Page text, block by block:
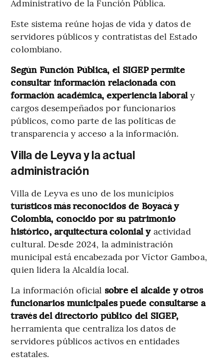
Administrativo de la Función Pública.
Este sistema reúne hojas de vida y datos de
servidores públicos y contratistas del Estado
colombiano.
Según Función Pública, el SIGEP permite
consultar información relacionada con
formación académica, experiencia laboral y
cargos desempeñados por funcionarios
públicos, como parte de las políticas de
transparencia y acceso a la información.
Villa de Leyva y la actual
administración
Villa de Leyva es uno de los municipios
turísticos más reconocidos de Boyacá y
Colombia, conocido por su patrimonio
histórico, arquitectura colonial y actividad
cultural. Desde 2024, la administración
municipal está encabezada por Víctor Gamboa,
quien lidera la Alcaldía local.
La información oficial sobre el alcalde y otros
funcionarios municipales puede consultarse a
través del directorio público del SIGEP,
herramienta que centraliza los datos de
servidores públicos activos en entidades
estatales.